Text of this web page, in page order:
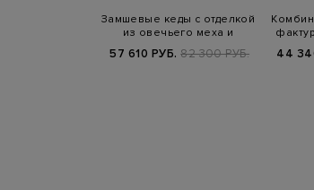
Замшевые кеды с отделкой
из овечьего меха и
57 610 РУБ. 82 300 РУБ. 44